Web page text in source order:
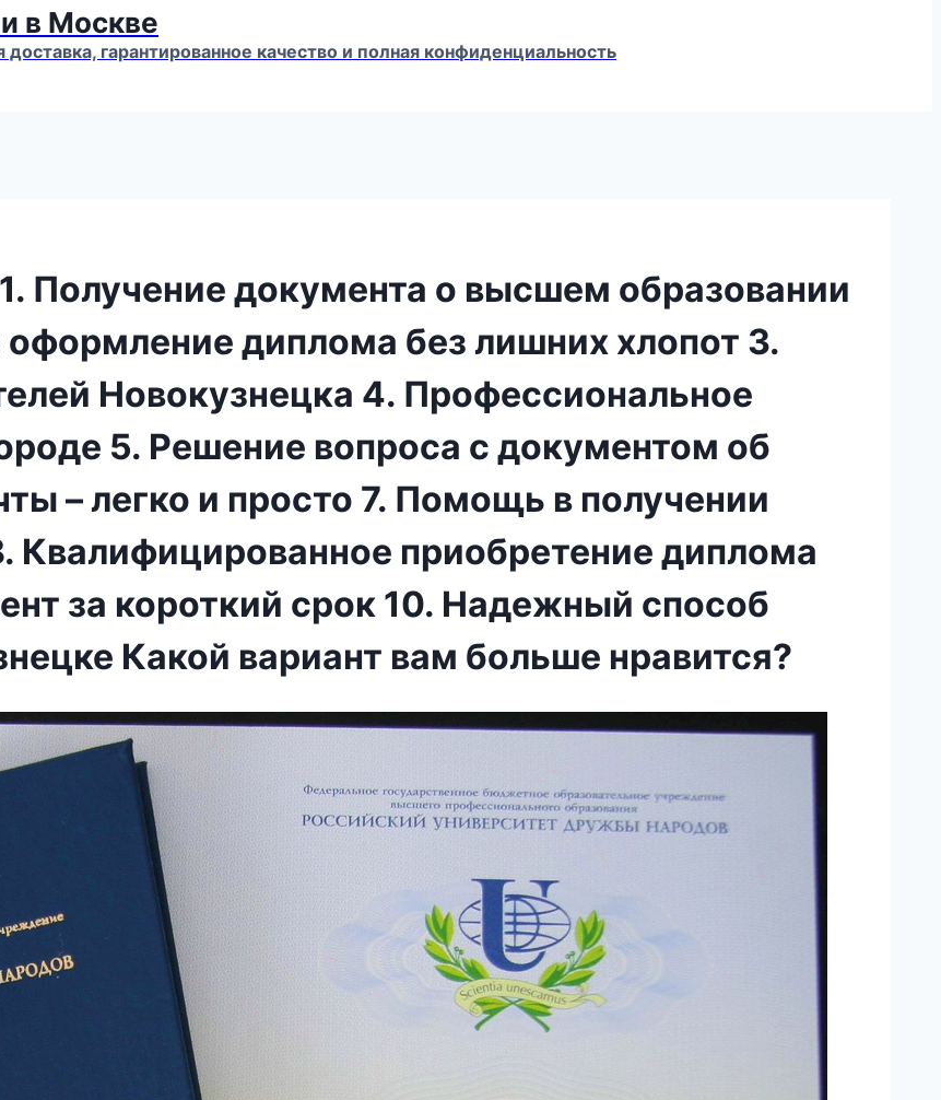
в Москве
гарантированное качество и полная конфиденциальность
Получение документа о высшем образовании
диплома без лишних хлопот 3.
Новокузнецка 4. Профессиональное
5. Решение вопроса с документом об
– легко и просто 7. Помощь в получении
Квалифицированное приобретение диплома
за короткий срок 10. Надежный способ
Какой вариант вам больше нравится?